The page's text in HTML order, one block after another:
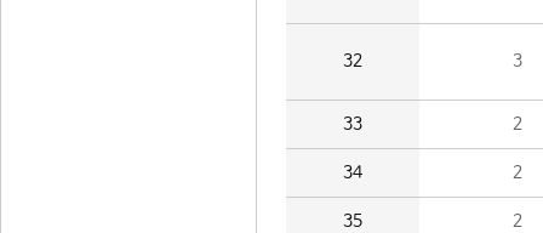
32 3
33 2
34 2
35 2